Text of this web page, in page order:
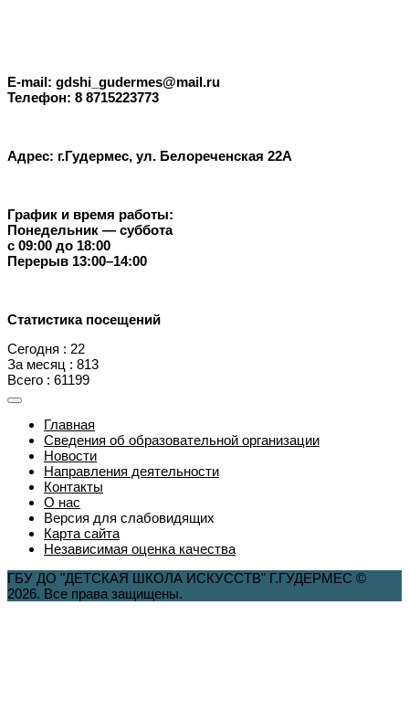
E-mail: gdshi_gudermes@mail.ru
Телефон: 8 8715223773
Адрес: г.Гудермес, ул. Белореченская 22А
График и время работы:
Понедельник — суббота
с 09:00 до 18:00
Перерыв 13:00–14:00
Статистика посещений
Сегодня : 22
За месяц : 813
Всего : 61199
Главная
Сведения об образовательной организации
Новости
Направления деятельности
Контакты
О нас
Версия для слабовидящих
Карта сайта
Независимая оценка качества
ГБУ ДО "ДЕТСКАЯ ШКОЛА ИСКУССТВ" Г.ГУДЕРМЕС ©
2026. Все права защищены.